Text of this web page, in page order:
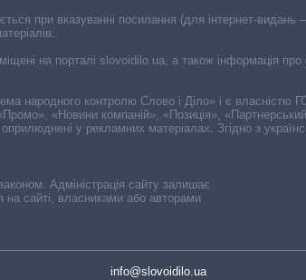
Адміністрація сайту залишає
на сайті, власниками або авторами
info@slovoidilo.ua
при вказуванні посилання (для інтернет-
на порталі slovoidilo.ua, а також інформація
народного контролю Слово і Діло» і є
«Новини компаній», «Позиція»,
у рекламних матеріалах. Згідно з